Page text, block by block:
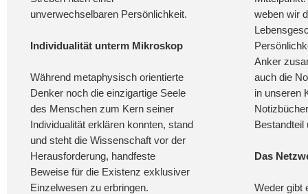
unverwechselbaren Persönlichkeit.
Individualität unterm Mikroskop
Während metaphysisch orientierte
Denker noch die einzigartige Seele
des Menschen zum Kern seiner
Individualität erklären konnten, stand
und steht die Wissenschaft vor der
Herausforderung, handfeste
Beweise für die Existenz exklusiver
Einzelwesen zu erbringen.
weben wir
Anker
auch die
in unseren
Bestandteil
Das
Weder gibt